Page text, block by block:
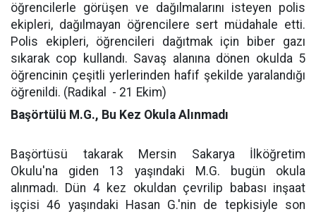
öğrencilerle görüşen ve dağılmalarını isteyen polis
ekipleri, dağılmayan öğrencilere sert müdahale etti.
Polis ekipleri, öğrencileri dağıtmak için biber gazı
sıkarak cop kullandı. Savaş alanına dönen okulda 5
öğrencinin çeşitli yerlerinden hafif şekilde yaralandığı
öğrenildi. (Radikal
- 21 Ekim)
Başörtülü M.G., Bu Kez Okula Alınmadı
Başörtüsü takarak Mersin Sakarya İlköğretim
Okulu'na giden 13 yaşındaki M.G. bugün okula
alınmadı. Dün 4 kez okuldan çevrilip babası inşaat
işçisi 46 yaşındaki Hasan G.'nin de tepkisiyle son